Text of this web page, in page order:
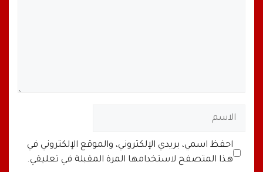
الاسم
البريد
الإلكتروني
الموقع
الإلكتروني
احفظ اسمي، بريدي الإلكتروني، والموقع الإلكتروني في
هذا المتصفح لاستخدامها المرة المقبلة في تعليقي.